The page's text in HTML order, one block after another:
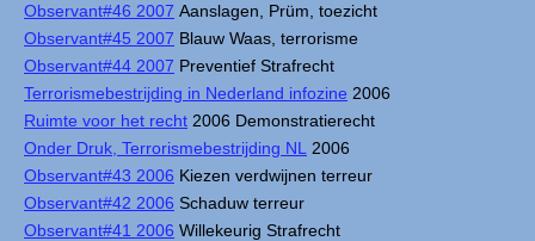
Observant#46 2007 Aanslagen, Prüm, toezicht
Observant#45 2007 Blauw Waas, terrorisme
Observant#44 2007 Preventief Strafrecht
Terrorismebestrijding in Nederland infozine 2006
Ruimte voor het recht 2006 Demonstratierecht
Onder Druk, Terrorismebestrijding NL
2006
Observant#43 2006 Kiezen verdwijnen terreur
Observant#42 2006 Schaduw terreur
Observant#41 2006 Willekeurig Strafrecht